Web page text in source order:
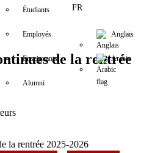
Étudiants
Employés
Enseignants
Alumni
FR
Anglais
Arabic
de la rentrée